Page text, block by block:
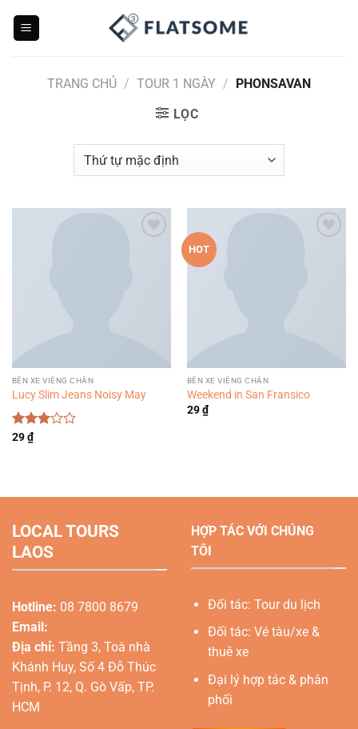
TRANG CHỦ / TOUR 1 NGÀY / PHONSAVAN
LỌC
BẾN XE VIÊNG CHĂN
Lucy Slim Jeans Noisy May
Được
29₫
HOT
BẾN XE VIÊNG CHĂN
Weekend in San Fransico
29₫
LOCAL TOURS
LAOS
Hotline: 08 7800 8679
Email:
Địa chỉ: Tầng 3, Toà nhà
Khánh Huy, Số 4 Đỗ Thúc
Tịnh, P. 12, Q. Gò Vấp, TP.
HCM
HỢP TÁC VỚI CHÚNG
TÔI
Đối tác: Tour du lịch
Đối tác: Vé tàu/xe &
thuê xe
Đại lý hợp tác & phân
phối